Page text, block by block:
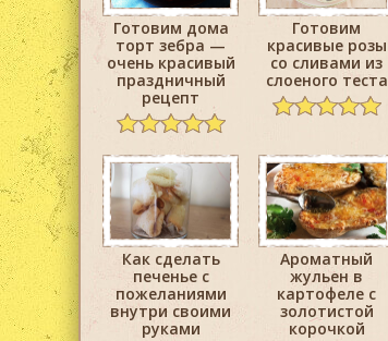
Готовим дома
торт зебра —
очень красивый
праздничный
рецепт
Готовим
красивые розы
со сливами из
слоеного теста
Как сделать
печенье с
пожеланиями
внутри своими
руками
Ароматный
жульен в
картофеле с
золотистой
корочкой